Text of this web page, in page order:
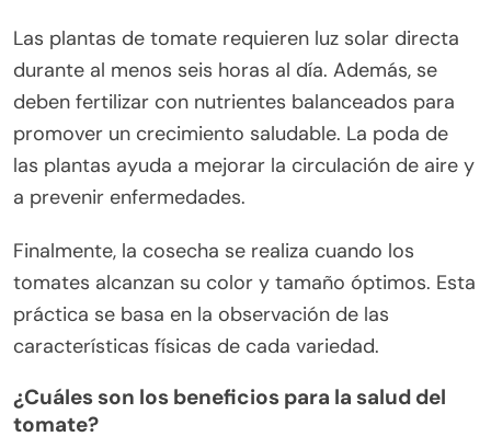
Las plantas de tomate requieren luz solar directa
durante al menos seis horas al día. Además, se
deben fertilizar con nutrientes balanceados para
promover un crecimiento saludable. La poda de
las plantas ayuda a mejorar la circulación de aire y
a prevenir enfermedades.
Finalmente, la cosecha se realiza cuando los
tomates alcanzan su color y tamaño óptimos. Esta
práctica se basa en la observación de las
características físicas de cada variedad.
¿Cuáles son los beneficios para la salud del
tomate?